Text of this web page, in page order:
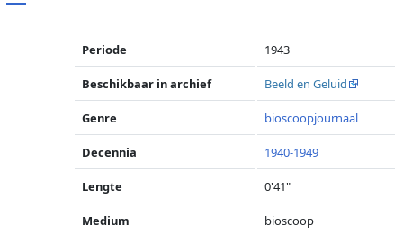
Periode 1943
Beschikbaar in archief Beeld en Geluid
Genre bioscoopjournaal
Decennia 1940-1949
Lengte 0'41"
Medium bioscoop